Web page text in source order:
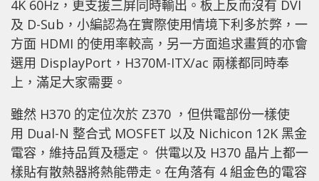
4K 60Hz，更支援三屏同時輸出。板上反而沒有 DVI
及 D-Sub，小編認為在實際使用情境下利多於弊，一
方面 HDMI 的使用率較高，另一方面追求畫質的亦會
選用 DisplayPort，H370M-ITX/ac 兩樣都同時奉
上，滿足大家需要。
雖然 H370 的定位次於 Z370 ，但供電部份一樣使
用 Dual-N 整合式 MOSFET 以及 Nichicon 12K 黑金
電容，維持品質及穩定。 供電以及 H370 晶片上都一
樣貼有散熱器將熱能帶走。在角落有 4 組金色的電容